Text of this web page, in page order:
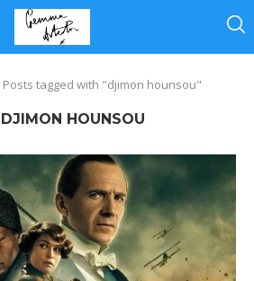
Posts tagged with "djimon hounsou"
DJIMON HOUNSOU